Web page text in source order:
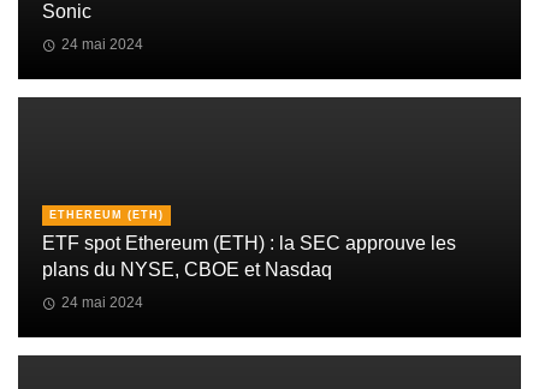
Sonic
24 mai 2024
ETHEREUM (ETH)
ETF spot Ethereum (ETH) : la SEC approuve les
plans du NYSE, CBOE et Nasdaq
24 mai 2024